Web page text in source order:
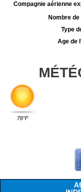
Compagnie aérienne
Nombre
Type
Age de
78°F